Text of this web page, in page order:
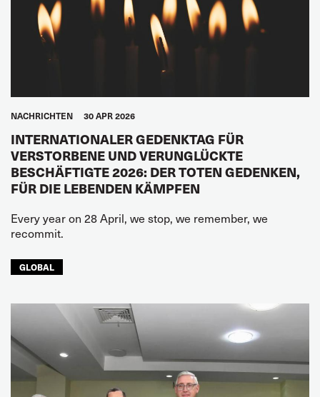
NACHRICHTEN 30 APR 2026
INTERNATIONALER GEDENKTAG FÜR
VERSTORBENE UND VERUNGLÜCKTE
BESCHÄFTIGTE 2026: DER TOTEN GEDENKEN,
FÜR DIE LEBENDEN KÄMPFEN
Every year on 28 April, we stop, we remember, we
recommit.
GLOBAL